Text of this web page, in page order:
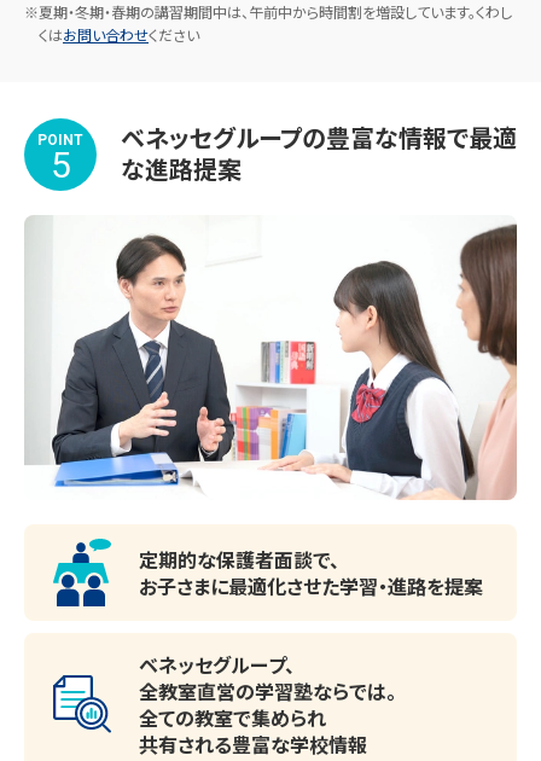
※夏期・冬期・春期の講習期間中は、午前中から時間割を増設しています。くわし
くはお問い合わせください
POINT
5
ベネッセグループの豊富な情報で最適
な進路提案
定期的な保護者面談で、
お子さまに最適化させた学習・進路を提案
ベネッセグループ、
全教室直営の学習塾ならでは。
全ての教室で集められ
共有される豊富な学校情報